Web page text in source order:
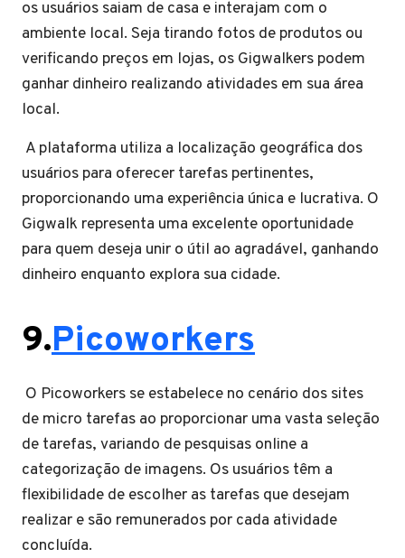
os usuários saiam de casa e interajam com o
ambiente local. Seja tirando fotos de produtos ou
verificando preços em lojas, os Gigwalkers podem
ganhar dinheiro realizando atividades em sua área
local.
A plataforma utiliza a localização geográfica dos
usuários para oferecer tarefas pertinentes,
proporcionando uma experiência única e lucrativa. O
Gigwalk representa uma excelente oportunidade
para quem deseja unir o útil ao agradável, ganhando
dinheiro enquanto explora sua cidade.
9.Picoworkers
O Picoworkers se estabelece no cenário dos sites
de micro tarefas ao proporcionar uma vasta seleção
de tarefas, variando de pesquisas online a
categorização de imagens. Os usuários têm a
flexibilidade de escolher as tarefas que desejam
realizar e são remunerados por cada atividade
concluída.